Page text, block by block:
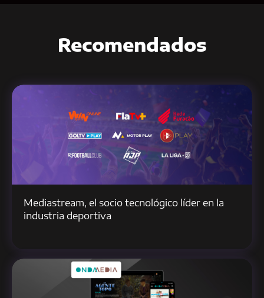
Recomendados
Mediastream, el socio tecnológico líder en la
industria deportiva